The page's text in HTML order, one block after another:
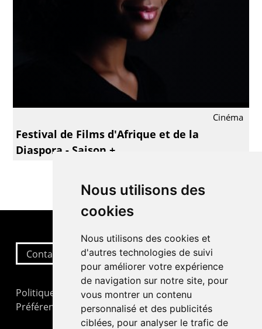
Nous utilisons des
cookies
Nous utilisons des cookies et
d'autres technologies de suivi
pour améliorer votre expérience
de navigation sur notre site, pour
vous montrer un contenu
personnalisé et des publicités
ciblées, pour analyser le trafic de
Cinéma
Festival de Films d'Afrique et de la
Diaspora - Saison +
Contactez-nous
Politique de confidentialité
Préférences cookies